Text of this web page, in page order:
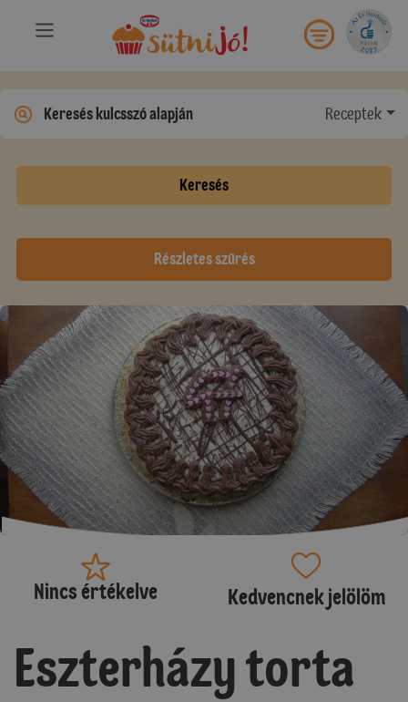
Receptek
Keresés
Részletes szűrés
Nincs értékelve Kedvencnek jelölöm
Eszterházy torta